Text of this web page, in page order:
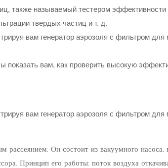
также называемый тестером
твердых частиц и т. д.
вам, как проверить высокую
Он состоит из вакуумного насоса,
Принцип его работы: поток воздуха